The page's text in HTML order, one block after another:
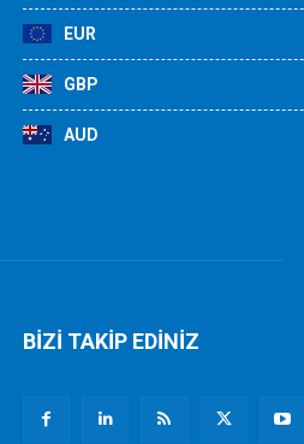
EUR
GBP
AUD
BİZİ TAKİP EDİNİZ